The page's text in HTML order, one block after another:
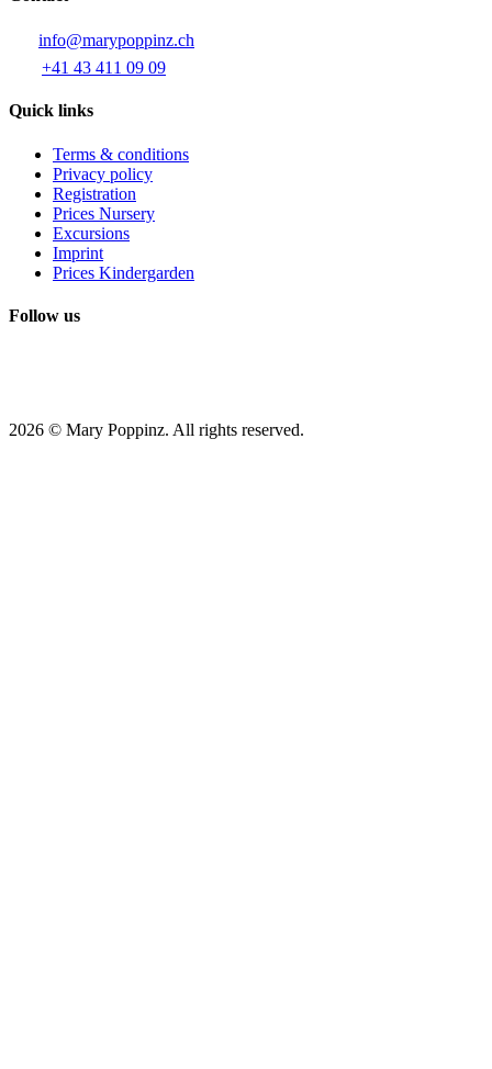
info@marypoppinz.ch
+41 43 411 09 09
Quick links
Terms & conditions
Privacy policy
Registration
Prices Nursery
Excursions
Imprint
Prices Kindergarden
Follow us
2026 © Mary Poppinz. All rights reserved.